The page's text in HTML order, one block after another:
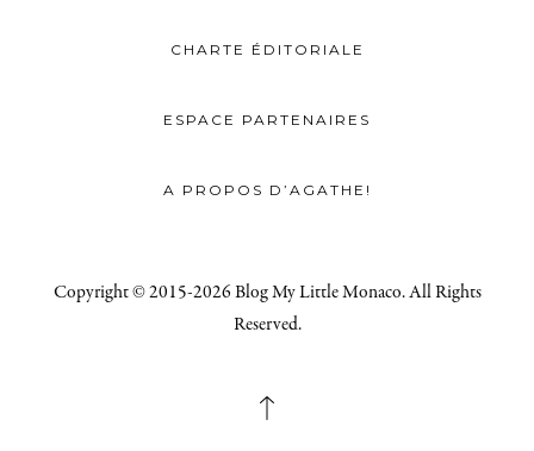
CHARTE ÉDITORIALE
ESPACE PARTENAIRES
A PROPOS D’AGATHE!
Copyright © 2015-2026 Blog My Little Monaco. All Rights
Reserved.